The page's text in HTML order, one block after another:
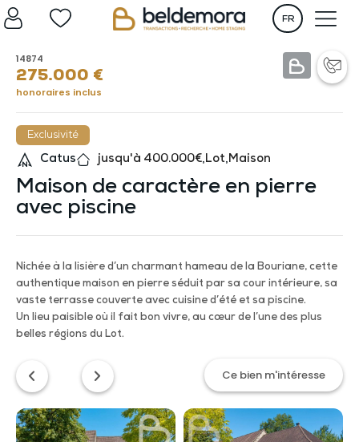
FR
Exclusivité
Catus jusqu'à 400.000€, Lot, Maison
Maison de caractère en pierre
avec piscine
Nichée à la lisière d’un charmant hameau de la Bouriane, cette
authentique maison en pierre séduit par sa cour intérieure, sa
vaste terrasse couverte avec cuisine d’été et sa piscine.
Un lieu paisible où il fait bon vivre, au cœur de l’une des plus
belles régions du Lot.
Ce bien m'intéresse
14874
275.000 €
honoraires inclus